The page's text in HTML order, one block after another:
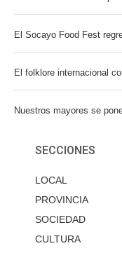
El Socayo Food Fest
El folklore internacional
Nuestros mayores se
SECCIONES
LOCAL
PROVINCIA
SOCIEDAD
CULTURA